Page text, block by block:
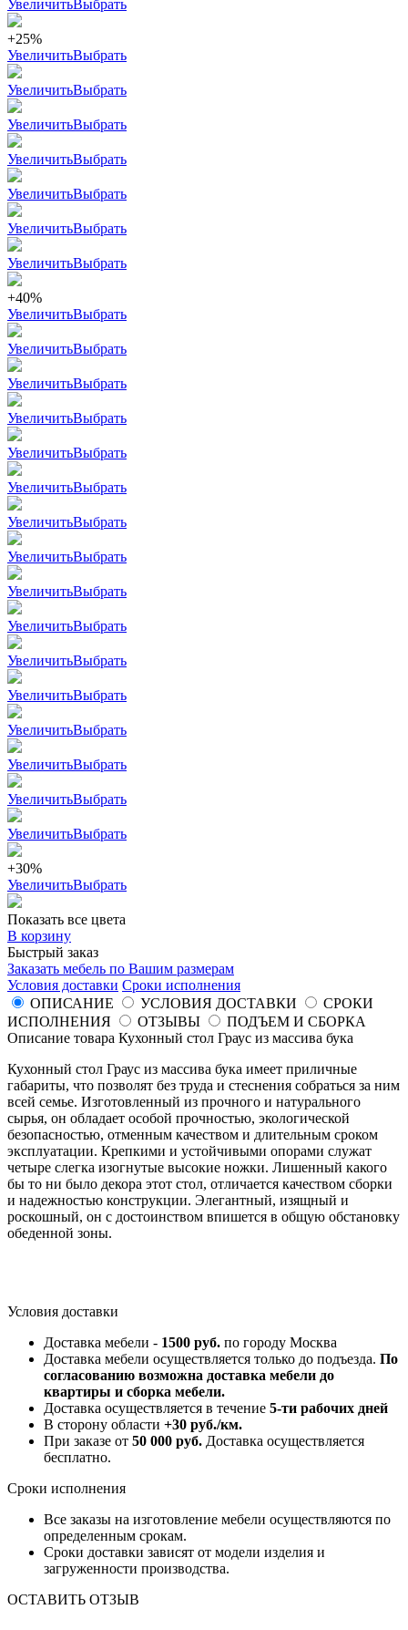
УвеличитьВыбрать
+25%
УвеличитьВыбрать
УвеличитьВыбрать
УвеличитьВыбрать
УвеличитьВыбрать
УвеличитьВыбрать
УвеличитьВыбрать
УвеличитьВыбрать
+40%
УвеличитьВыбрать
УвеличитьВыбрать
УвеличитьВыбрать
УвеличитьВыбрать
УвеличитьВыбрать
УвеличитьВыбрать
УвеличитьВыбрать
УвеличитьВыбрать
УвеличитьВыбрать
УвеличитьВыбрать
УвеличитьВыбрать
УвеличитьВыбрать
УвеличитьВыбрать
УвеличитьВыбрать
УвеличитьВыбрать
УвеличитьВыбрать
+30%
УвеличитьВыбрать
Показать все цвета
В корзину
Быстрый заказ
Заказать мебель по Вашим размерам
Условия доставки Сроки исполнения
ОПИСАНИЕ
УСЛОВИЯ ДОСТАВКИ
СРОКИ
ИСПОЛНЕНИЯ
ОТЗЫВЫ
ПОДЪЕМ И СБОРКА
Описание товара Кухонный стол Граус из массива бука
Кухонный стол Граус из массива бука имеет приличные
габариты, что позволят без труда и стеснения собраться за ним
всей семье. Изготовленный из прочного и натурального
сырья, он обладает особой прочностью, экологической
безопасностью, отменным качеством и длительным сроком
эксплуатации. Крепкими и устойчивыми опорами служат
четыре слегка изогнутые высокие ножки. Лишенный какого
бы то ни было декора этот стол, отличается качеством сборки
и надежностью конструкции. Элегантный, изящный и
роскошный, он с достоинством впишется в общую обстановку
обеденной зоны.
Условия доставки
Доставка мебели - 1500 руб. по городу Москва
Доставка мебели осуществляется только до подъезда. По
согласованию возможна доставка мебели до
квартиры и сборка мебели.
Доставка осуществляется в течение 5-ти рабочих дней
В сторону области +30 руб./км.
При заказе от 50 000 руб. Доставка осуществляется
бесплатно.
Сроки исполнения
Все заказы на изготовление мебели осуществляются по
определенным срокам.
Сроки доставки зависят от модели изделия и
загруженности производства.
ОСТАВИТЬ ОТЗЫВ